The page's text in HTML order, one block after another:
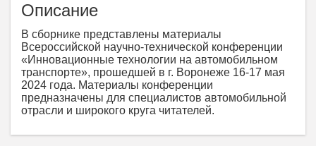
Описание
В сборнике представлены материалы
Всероссийской научно-технической конференции
«Инновационные технологии на автомобильном
транспорте», прошедшей в г. Воронеже 16-17 мая
2024 года. Материалы конференции
предназначены для специалистов автомобильной
отрасли и широкого круга читателей.